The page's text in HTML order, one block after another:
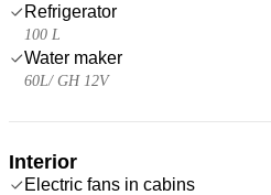
Refrigerator
100 L
Water maker
60L/ GH 12V
Interior
Electric fans in cabins